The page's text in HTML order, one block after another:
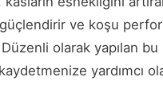
ve koşu
olarak yapılan
yardımcı